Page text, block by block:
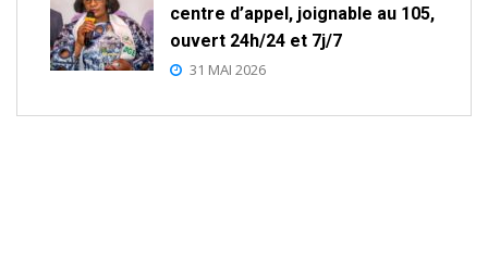
centre d’appel, joignable au 105,
ouvert 24h/24 et 7j/7
31 MAI 2026